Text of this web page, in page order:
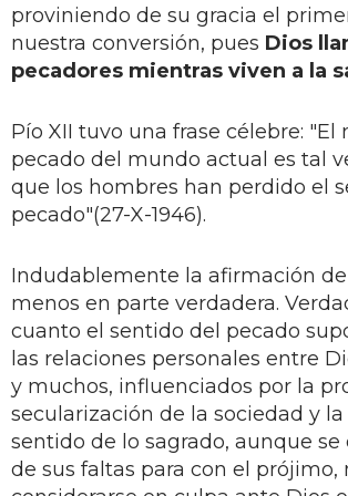
proviniendo de su gracia el
nuestra conversión, pues Dios
pecadores mientras viven a la
Pío XII tuvo una frase célebre: "El
pecado del mundo actual es tal
que los hombres han perdido el
pecado"(27-X-1946).
Indudablemente la afirmación de
menos en parte verdadera.
cuanto el sentido del pecado
las relaciones personales entre
y muchos, influenciados por la
secularización de la sociedad y la
sentido de lo sagrado, aunque se
de sus faltas para con el prójimo,